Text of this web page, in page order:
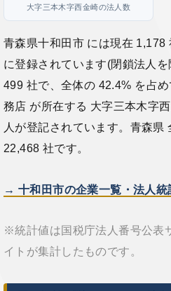
大字三本木字西金崎の法人数
青森県十和田市 には現在 1,178
に登録されています(閉鎖法人
499 社で、全体の 42.4% を占
務店 が所在する 大字三本木字
人が登記されています。青森県
22,468 社です。
→ 十和田市の企業一覧・法人統
※統計値は国税庁法人番号公表
イトが集計したものです。